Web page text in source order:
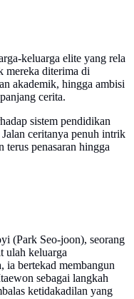
keluarga elite yang rela
mereka diterima di
akademik, hingga ambisi
cerita.
sistem pendidikan
ceritanya penuh intrik
terus penasaran hingga
(Park Seo-joon), seorang
ulah keluarga
ia bertekad membangun
sebagai langkah
ketidakadilan yang